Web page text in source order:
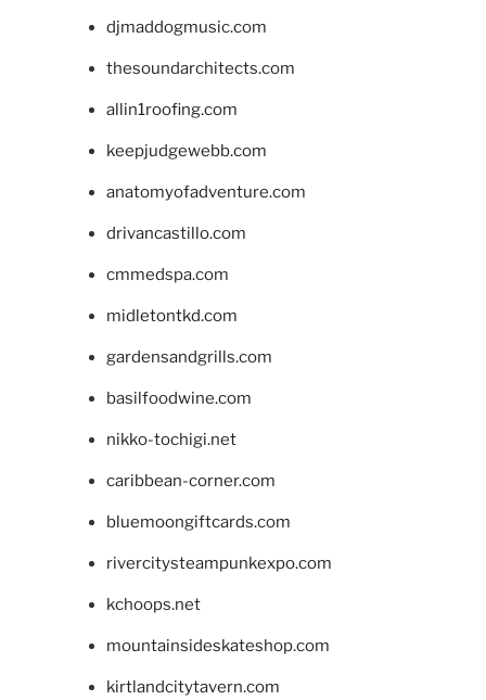
djmaddogmusic.com
thesoundarchitects.com
allin1roofing.com
keepjudgewebb.com
anatomyofadventure.com
drivancastillo.com
cmmedspa.com
midletontkd.com
gardensandgrills.com
basilfoodwine.com
nikko-tochigi.net
caribbean-corner.com
bluemoongiftcards.com
rivercitysteampunkexpo.com
kchoops.net
mountainsideskateshop.com
kirtlandcitytavern.com